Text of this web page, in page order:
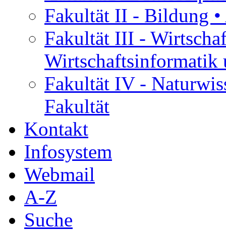
Fakultät II - Bildung
Fakultät III -
Wirtschaftsinformatik
Fakultät IV -
Fakultät
Kontakt
Infosystem
Webmail
A-Z
Suche